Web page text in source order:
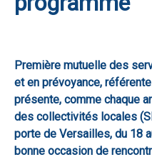
Première mutuelle des
et en prévoyance,
présente, comme chaque
des collectivités locales
porte de Versailles, du 18
bonne occasion de